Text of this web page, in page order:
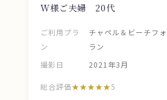
W様ご夫婦 20代
ご利用プラ
ン
チャペル＆ビーチフ
ラン
撮影日
2021年3月
総合評価 5